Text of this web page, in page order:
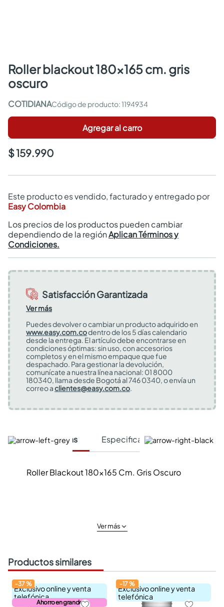
roller blackout 180x165 cm. gris
oscuro
COTIDIANA :1194934
Agregar al carro
$ 159.990
Este producto es vendido, facturado y entregado por
Easy Colombia
Los precios de los productos pueden cambiar
dependiendo de la regiónAplican Términos y
Condiciones.
Satisfacción Garantizada
Ver más
Puedes devolver o cambiar un producto adquirido en
www.easy.com.codentro de los 5 días calendario
desde la entrega. El artículo debe encontrarse en
condiciones óptimas: sin uso, con accesorios
completos y en el mismo empaque que fue
despachado. Para gestionar la devolución,
comunícate a nuestra línea nacional: 01 8000
180340, llama desde Bogotá al 746 0340, o envía un
correo aclientes@easy.com.co.
Características Especificaciones Técnicas
Roller Blackout 180x165 Cm. Gris Oscuro
Ver más
Productos similares
Exclusivo online y venta
telefónica
Ahorro en grande
-37%
Exclusivo online y venta
telefónica
-17%